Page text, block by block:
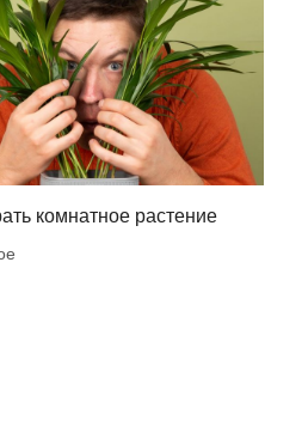
комнатное растение